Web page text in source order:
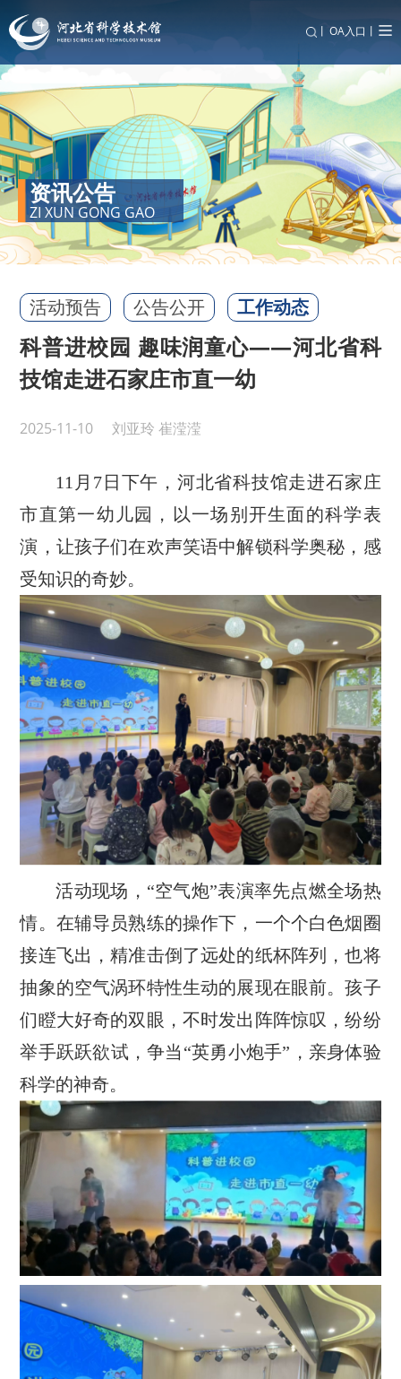
丨 OA入口丨
资讯公告
ZI XUN GONG GAO
活动预告 公告公开 工作动态
科普进校园 趣味润童心——河北省科
技馆走进石家庄市直一幼
2025-11-10 刘亚玲 崔滢滢
11月7日下午，河北省科技馆走进石家庄
市直第一幼儿园，以一场别开生面的科学表
演，让孩子们在欢声笑语中解锁科学奥秘，感
受知识的奇妙。
活动现场，“空气炮”表演率先点燃全场热
情。在辅导员熟练的操作下，一个个白色烟圈
接连飞出，精准击倒了远处的纸杯阵列，也将
抽象的空气涡环特性生动的展现在眼前。孩子
们瞪大好奇的双眼，不时发出阵阵惊叹，纷纷
举手跃跃欲试，争当“英勇小炮手”，亲身体验
科学的神奇。